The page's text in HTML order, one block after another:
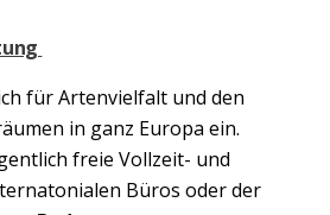
für Artenvielfalt und den
in ganz Europa ein.
freie Vollzeit- und
Büros oder der